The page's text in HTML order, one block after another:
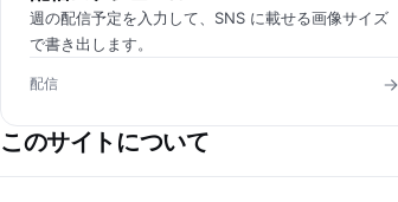
週の配信予定を入力して、SNS に載せる画像サイズ
で書き出します。
配信
このサイトについて